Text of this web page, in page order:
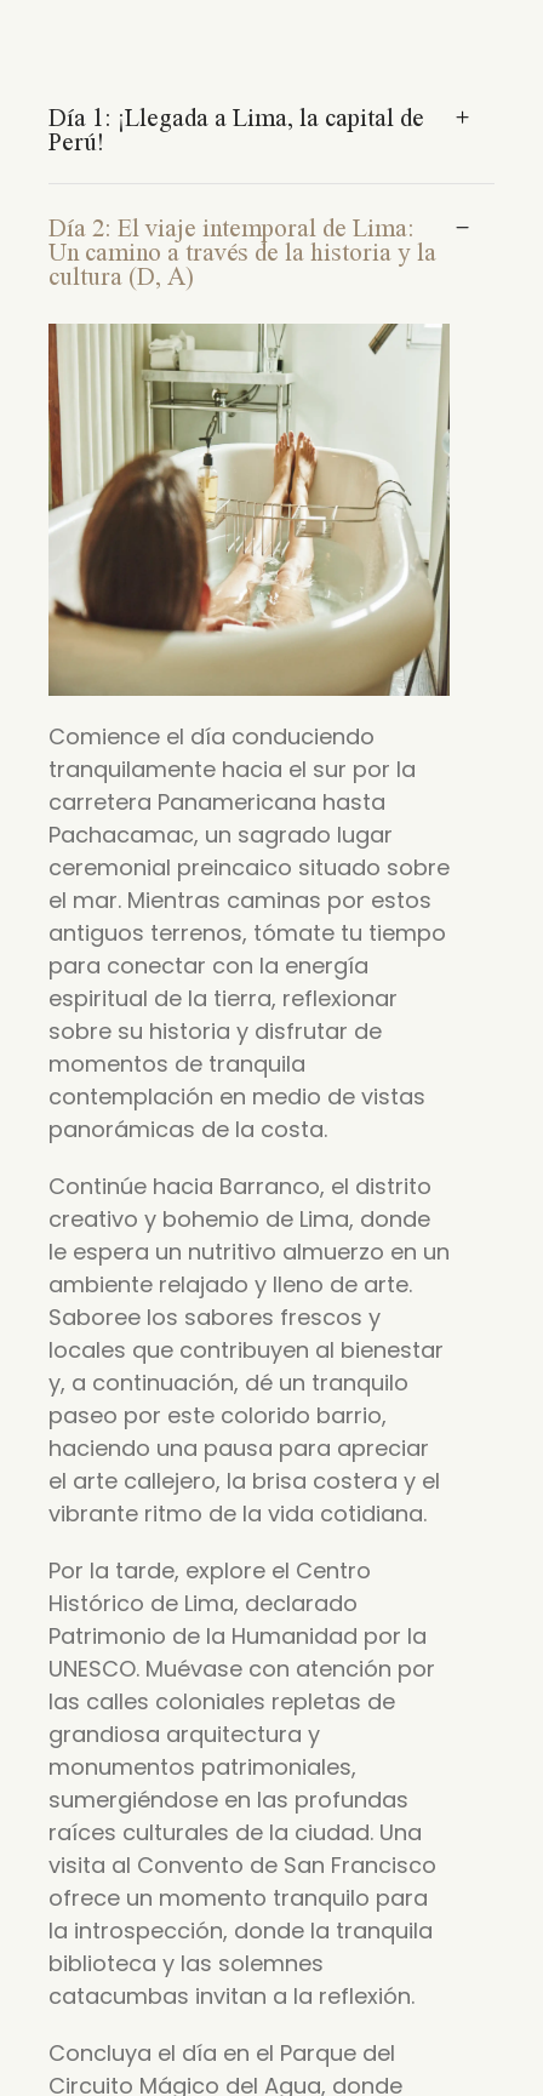
Día 1: ¡Llegada a Lima, la capital de
Perú!
Día 2: El viaje intemporal de Lima:
Un camino a través de la historia y la
cultura (D, A)
Comience el día conduciendo
tranquilamente hacia el sur por la
carretera Panamericana hasta
Pachacamac, un sagrado lugar
ceremonial preincaico situado sobre
el mar. Mientras caminas por estos
antiguos terrenos, tómate tu tiempo
para conectar con la energía
espiritual de la tierra, reflexionar
sobre su historia y disfrutar de
momentos de tranquila
contemplación en medio de vistas
panorámicas de la costa.
Continúe hacia Barranco, el distrito
creativo y bohemio de Lima, donde
le espera un nutritivo almuerzo en un
ambiente relajado y lleno de arte.
Saboree los sabores frescos y
locales que contribuyen al bienestar
y, a continuación, dé un tranquilo
paseo por este colorido barrio,
haciendo una pausa para apreciar
el arte callejero, la brisa costera y el
vibrante ritmo de la vida cotidiana.
Por la tarde, explore el Centro
Histórico de Lima, declarado
Patrimonio de la Humanidad por la
UNESCO. Muévase con atención por
las calles coloniales repletas de
grandiosa arquitectura y
monumentos patrimoniales,
sumergiéndose en las profundas
raíces culturales de la ciudad. Una
visita al Convento de San Francisco
ofrece un momento tranquilo para
la introspección, donde la tranquila
biblioteca y las solemnes
catacumbas invitan a la reflexión.
Concluya el día en el Parque del
Circuito Mágico del Agua, donde